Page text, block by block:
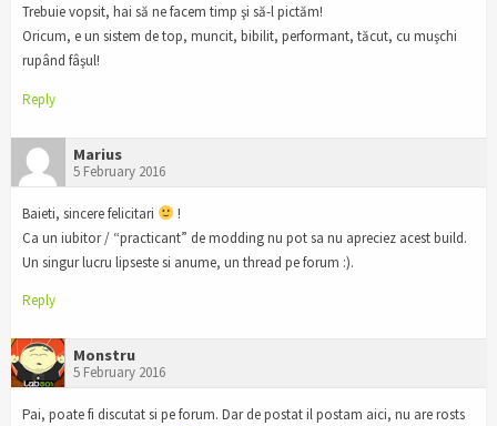
Trebuie vopsit, hai să ne facem timp şi să-l pictăm!
Oricum, e un sistem de top, muncit, bibilit, performant, tăcut, cu muşchi
rupând fâşul!
Reply
Marius
5 February 2016
Baieti, sincere felicitari
!
Ca un iubitor / “practicant” de modding nu pot sa nu apreciez acest build.
Un singur lucru lipseste si anume, un thread pe forum :).
Reply
Monstru
5 February 2016
Pai, poate fi discutat si pe forum. Dar de postat il postam aici, nu are rosts